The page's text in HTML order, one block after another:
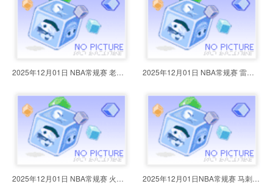
2025年12月01日 NBA常规赛 老鹰vs7 2025年12月01日 NBA常规赛 雷霆vs
2025年12月01日 NBA常规赛 火箭vs 2025年12月01日NBA常规赛 马刺vs森